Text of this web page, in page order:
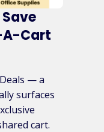
A-Cart
— a
surfaces
cart.